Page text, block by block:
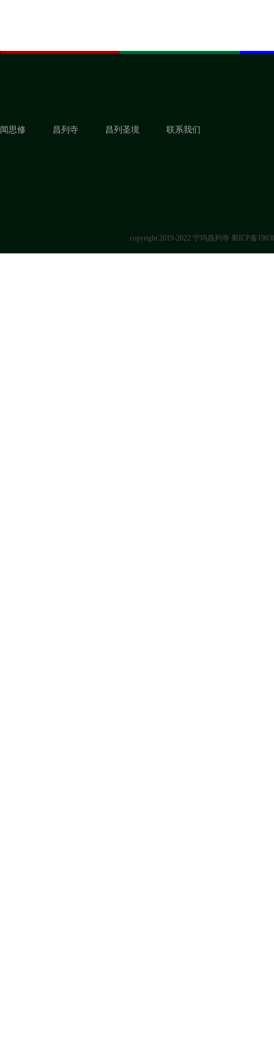
闻思修 昌列寺 昌列圣境 联系我们
copyright 2019-2022 宁玛昌列寺 蜀ICP备